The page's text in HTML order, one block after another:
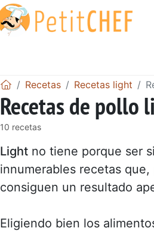
Recetas Recetas light
Recetas de pollo
10 recetas
Light no tiene porque ser
innumerables recetas
consiguen un resultado
Eligiendo bien los